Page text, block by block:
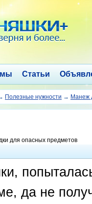
Статьи
Полезные нужности → Манеж
для опасных предметов
да не